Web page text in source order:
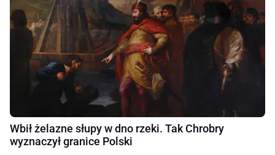
Wbił żelazne słupy w dno rzeki. Tak Chrobry
wyznaczył granice Polski